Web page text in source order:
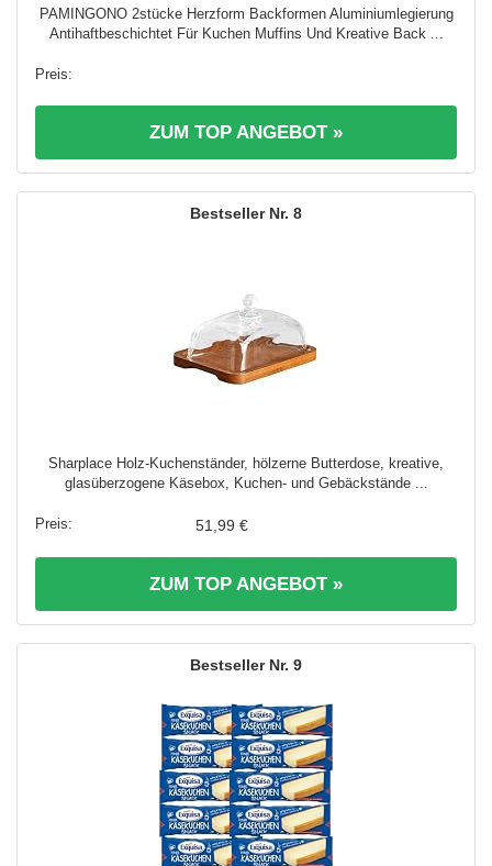
PAMINGONO 2stücke Herzform Backformen Aluminiumlegierung
Antihaftbeschichtet Für Kuchen Muffins Und Kreative Back ...
ZUM TOP ANGEBOT »
8
Sharplace Holz-Kuchenständer, hölzerne Butterdose, kreative,
glasüberzogene Käsebox, Kuchen- und Gebäckstände ...
51,99 €
ZUM TOP ANGEBOT »
9